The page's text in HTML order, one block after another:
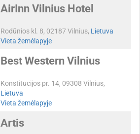
AirInn Vilnius Hotel
Rodūnios kl. 8, 02187 Vilnius, Lietuva
Vieta žemėlapyje
Best Western Vilnius
Konstitucijos pr. 14, 09308 Vilnius,
Lietuva
Vieta žemėlapyje
Artis